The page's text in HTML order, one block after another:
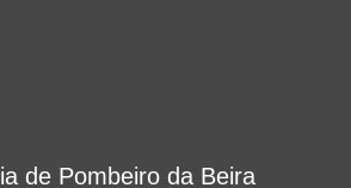
de Pombeiro da Beira